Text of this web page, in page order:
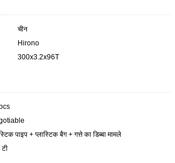
चीन
Hirono
300x3.2x96T
पाइप + प्लास्टिक बैग + गत्ते का डिब्बा मामले
टी